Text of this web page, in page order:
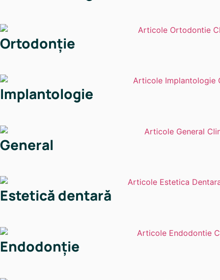
Ortodonție
Implantologie
General
Estetică dentară
Endodonție